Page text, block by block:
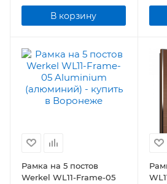
В корзину
Рамка на 5 постов
Werkel WL11-Frame-05